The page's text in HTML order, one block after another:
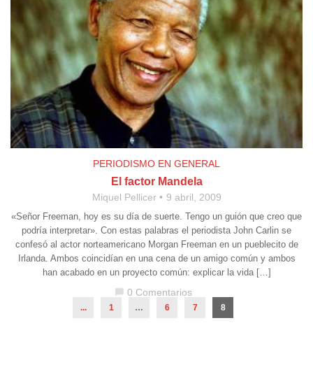
PERIODISMO EN GENERAL
El factor Mandela
Miquel Pellicer 9 abril, 2009
«Señor Freeman, hoy es su día de suerte. Tengo un guión que creo que
podría interpretar». Con estas palabras el periodista John Carlin se
confesó al actor norteamericano Morgan Freeman en un pueblecito de
Irlanda. Ambos coincidían en una cena de un amigo común y ambos
han acabado en un proyecto común: explicar la vida […]
0 Comentarios
... 1 … 6 7 8